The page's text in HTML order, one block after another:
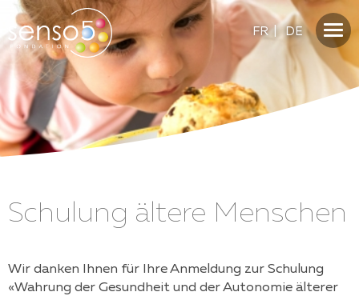
FR DE
Schulung ältere Menschen
Wir danken Ihnen für Ihre Anmeldung zur Schulung
«Wahrung der Gesundheit und der Autonomie älterer